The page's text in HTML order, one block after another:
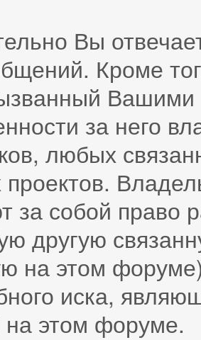
Вы
Кроме
Вашими
за него
любых
проектов.
за собой
другую
на этом
иска,
на этом форуме.